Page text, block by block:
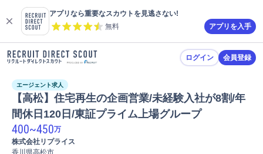
アプリなら重要なスカウトを見逃さない!
無料
アプリを入手
ログイン 会員登録
エージェント求人
【高松】住宅再生の企画営業/未経験入社が8割/年
間休日120日/東証プライム上場グループ
400~450万
香川県高松市